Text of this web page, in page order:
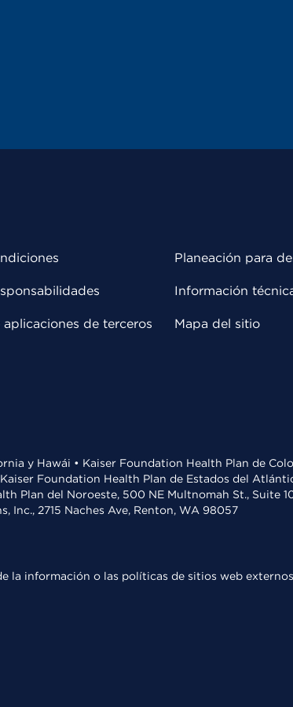
de terceros
Planeación para
Información
Mapa del sitio
y Hawái • Kaiser Foundation Health Plan de
Foundation Health Plan de Estados del
Plan del Noroeste, 500 NE Multnomah St., Suite
2715 Naches Ave, Renton, WA 98057
la información o las políticas de sitios web